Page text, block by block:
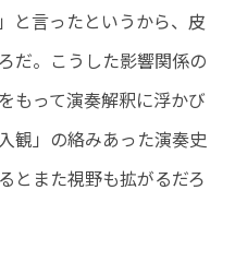
と言ったというから、皮
だ。こうした影響関係の
もって演奏解釈に浮かび
観」の絡みあった演奏史
とまた視野も拡がるだろ